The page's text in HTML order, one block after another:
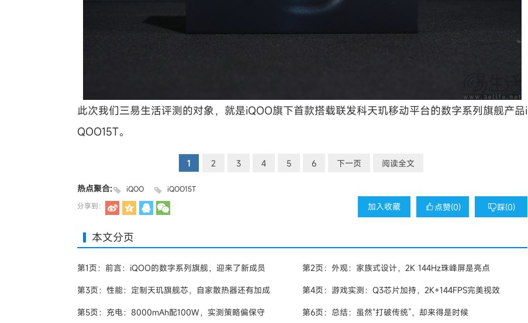
此次我们三易生活评测的对象，就是iQOO旗下首款搭载联发科天玑移动平台的数字系列旗舰产品i
QOO15T。
1 2 3 4 5 6 下一页 阅读全文
热点聚合: iQOO
iQOO15T
分享到：
加入收藏 点赞(0) 踩(0)
本文分页
第1页：前言：iQOO的数字系列旗舰，迎来了新成员
第2页：外观：家族式设计，2K 144Hz珠峰屏是亮点
第3页：性能：定制天玑旗舰芯，自家散热器还有加成
第4页：游戏实测：Q3芯片加持，2K+144FPS完美视效
第5页：充电：8000mAh配100W，实测策略偏保守
第6页：总结：虽然“打破传统”，却来得是时候